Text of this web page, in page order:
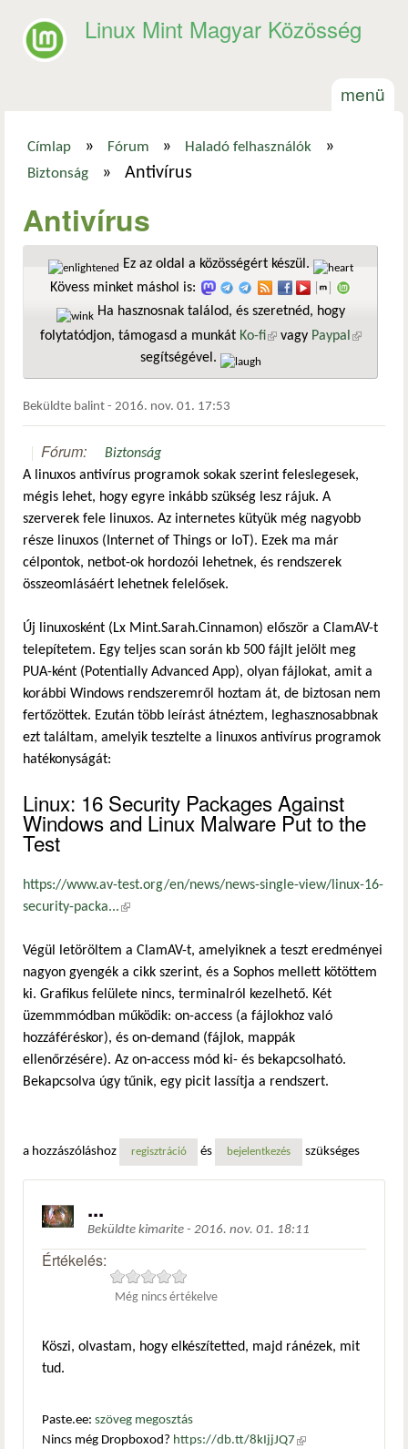
Linux Mint Magyar Közösség
menü
Jelenlegi hely
Címlap » Fórum » Haladó felhasználók »
Biztonság » Antivírus
Antivírus
Ez az oldal a közösségért készül.
Kövess minket máshol is:
Ha hasznosnak találod, és szeretnéd, hogy
folytatódjon, támogasd a munkát Ko-fi(külső hivatkozás)
vagy Paypal
segítségével.
Beküldte balint - 2016. nov. 01. 17:53
Fórum:
Biztonság
A linuxos antivírus programok sokak szerint feleslegesek,
mégis lehet, hogy egyre inkább szükség lesz rájuk. A
szerverek fele linuxos. Az internetes kütyük még nagyobb
része linuxos (Internet of Things or IoT). Ezek ma már
célpontok, netbot-ok hordozói lehetnek, és rendszerek
összeomlásáért lehetnek felelősek.
Új linuxosként (Lx Mint.Sarah.Cinnamon) először a ClamAV-t
telepítetem. Egy teljes scan során kb 500 fájlt jelölt meg
PUA-ként (Potentially Advanced App), olyan fájlokat, amit a
korábbi Windows rendszeremről hoztam át, de biztosan nem
fertőzöttek. Ezután több leírást átnéztem, leghasznosabbnak
ezt találtam, amelyik tesztelte a linuxos antivírus programok
hatékonyságát:
Linux: 16 Security Packages Against
Windows and Linux Malware Put to the
Test
https://www.av-test.org/en/news/news-single-view/linux-16-
security-packa...(külső hivatkozás)
Végül letöröltem a ClamAV-t, amelyiknek a teszt eredményei
nagyon gyengék a cikk szerint, és a Sophos mellett kötöttem
ki. Grafikus felülete nincs, terminalról kezelhető. Két
üzemmmódban működik: on-access (a fájlokhoz való
hozzáféréskor), és on-demand (fájlok, mappák
ellenőrzésére). Az on-access mód ki- és bekapcsolható.
Bekapcsolva úgy tűnik, egy picit lassítja a rendszert.
a hozzászóláshoz regisztráció és bejelentkezés szükséges
...
Beküldte kimarite - 2016. nov. 01. 18:11
Értékelés:
Még nincs értékelve
Köszi, olvastam, hogy elkészítetted, majd ránézek, mit
tud.
Paste.ee: szöveg megosztás
Nincs még Dropboxod? https://db.tt/8kIjjJQ7 (külső